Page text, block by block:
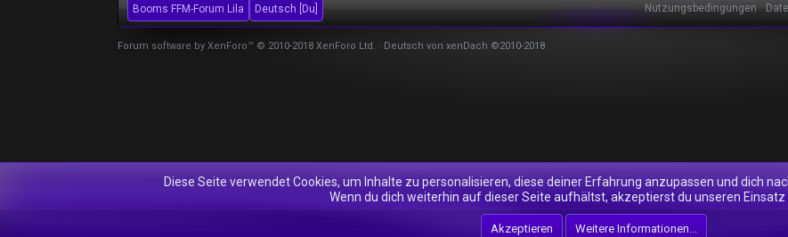
Booms FFM-Forum Lila Deutsch [Du] Nutzungsbedingungen
Forum software by XenForo™ © 2010-2018 XenForo Ltd. - Deutsch von xenDach ©2010-2018
Diese Seite verwendet Cookies, um Inhalte zu personalisieren, diese deiner Erfahrung anzupassen und dich
Wenn du dich weiterhin auf dieser Seite aufhältst, akzeptierst du unseren Einsatz
Akzeptieren Weitere Informationen...